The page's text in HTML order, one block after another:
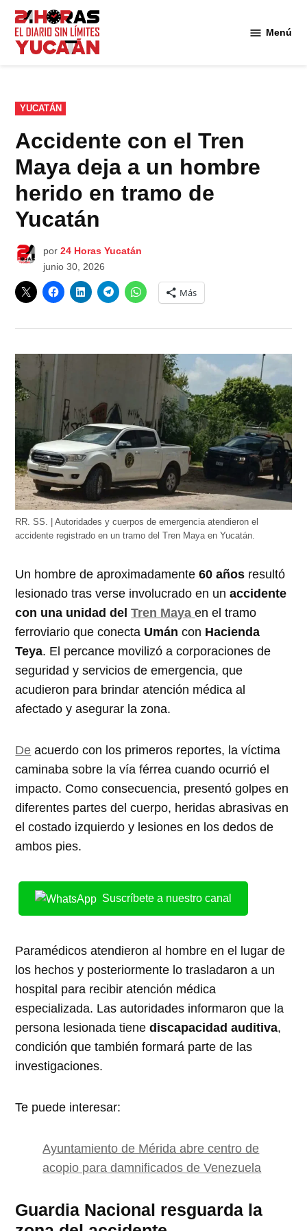
Saltar
contenido
Menú
PUBLICADO
EN
YUCATÁN
Accidente con el Tren
Maya deja a un hombre
herido en tramo de
Yucatán
por 24 Horas Yucatán
junio 30, 2026
Más
RR. SS. | Autoridades y cuerpos de emergencia atendieron el
accidente registrado en un tramo del Tren Maya en Yucatán.
Un hombre de aproximadamente60 años resultó
lesionado tras verse involucrado en unaccidente
con una unidad delTren Maya en el tramo
ferroviario que conecta Umán con Hacienda
Teya. El percance movilizó a corporaciones de
seguridad y servicios de emergencia, que
acudieron para brindar atención médica al
afectado y asegurar la zona.
De acuerdo con los primeros reportes, la víctima
caminaba sobre la vía férrea cuando ocurrió el
impacto. Como consecuencia, presentó golpes en
diferentes partes del cuerpo, heridas abrasivas en
el costado izquierdo y lesiones en los dedos de
ambos pies.
Suscríbete a nuestro canal
Paramédicos atendieron al hombre en el lugar de
los hechos y posteriormente lo trasladaron a un
hospital para recibir atención médica
especializada. Las autoridades informaron que la
persona lesionada tienediscapacidad auditiva,
condición que también formará parte de las
investigaciones.
Te puede interesar:
Ayuntamiento de Mérida abre centro de
acopio para damnificados de Venezuela
Guardia Nacional resguarda la